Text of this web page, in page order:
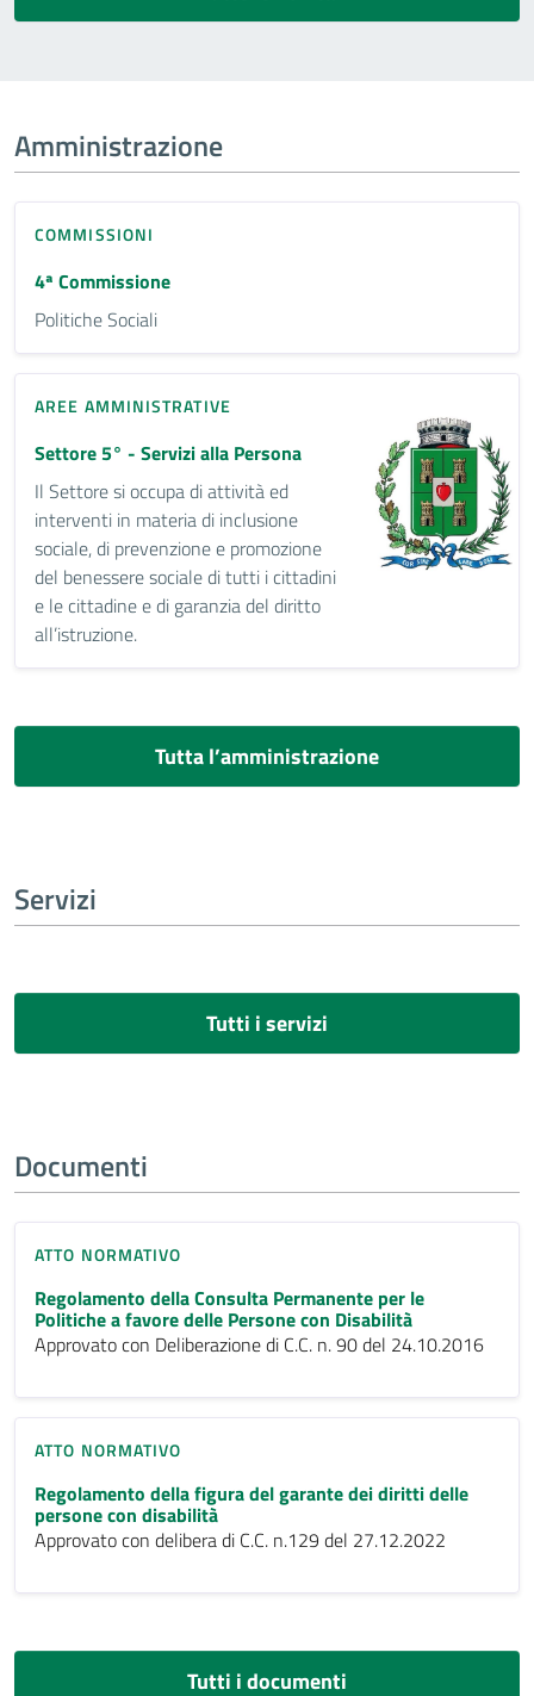
Amministrazione
COMMISSIONI
4ª Commissione
Politiche Sociali
AREE AMMINISTRATIVE
Settore 5° - Servizi alla Persona
Il Settore si occupa di attività ed
interventi in materia di inclusione
sociale, di prevenzione e promozione
del benessere sociale di tutti i cittadini
e le cittadine e di garanzia del diritto
all’istruzione.
Tutta l’amministrazione
Servizi
Tutti i servizi
Documenti
ATTO NORMATIVO
Regolamento della Consulta Permanente per le
Politiche a favore delle Persone con Disabilità
Approvato con Deliberazione di C.C. n. 90 del 24.10.2016
ATTO NORMATIVO
Regolamento della figura del garante dei diritti delle
persone con disabilità
Approvato con delibera di C.C. n.129 del 27.12.2022
Tutti i documenti